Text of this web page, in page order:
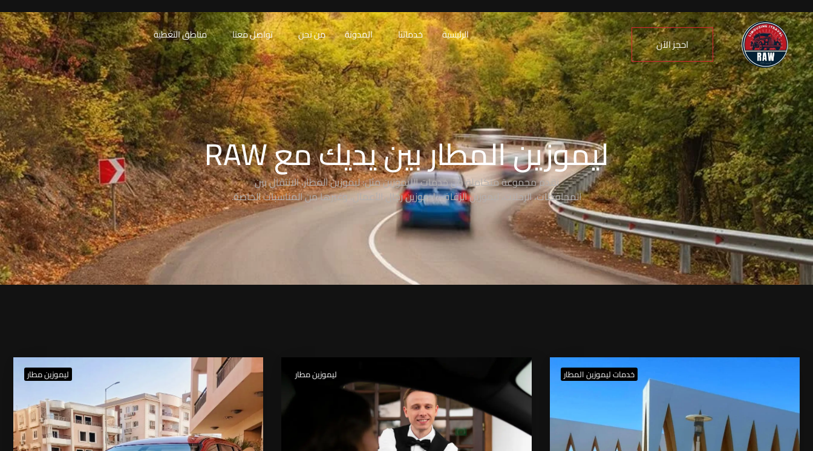
احجز الآن
الرئيسية خدماتنا المدونة من نحن تواصل معنا مناطق التغطية
ليموزين المطار بين يديك مع RAW
نقدم مجموعة متكاملة من خدمات الليموزين مثل: ليموزين المطار، الانتقال بين
المحافظات، الرحلات، ليموزين الزفاف، ليموزين رجال الأعمال، وغيرها من المناسبات الخاصة.
خدمات ليموزين المطار ليموزين مطار ليموزين مطار